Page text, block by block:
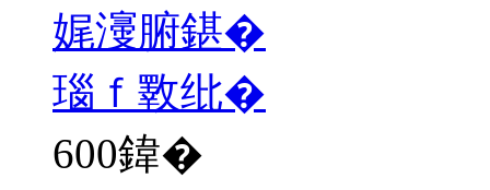
娓濅腑鍖�
瑙ｆ斁纰�
600鍏�